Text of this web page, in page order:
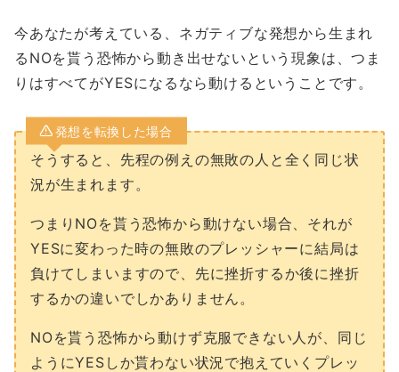
今あなたが考えている、ネガティブな発想から生まれ
るNOを貰う恐怖から動き出せないという現象は、つま
りはすべてがYESになるなら動けるということです。
発想を転換した場合
そうすると、先程の例えの無敗の人と全く同じ状
況が生まれます。
つまりNOを貰う恐怖から動けない場合、それが
YESに変わった時の無敗のプレッシャーに結局は
負けてしまいますので、先に挫折するか後に挫折
するかの違いでしかありません。
NOを貰う恐怖から動けず克服できない人が、同じ
ようにYESしか貰わない状況で抱えていくプレッ